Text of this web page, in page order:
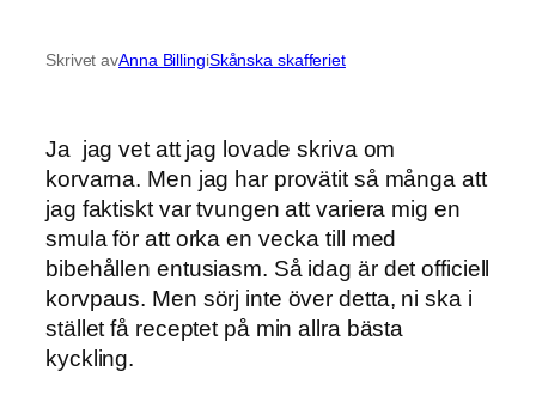
Skrivet avAnna BillingiSkånska skafferiet
Ja jag vet att jag lovade skriva om
korvarna. Men jag har provätit så många att
jag faktiskt var tvungen att variera mig en
smula för att orka en vecka till med
bibehållen entusiasm. Så idag är det officiell
korvpaus. Men sörj inte över detta, ni ska i
stället få receptet på min allra bästa
kyckling.